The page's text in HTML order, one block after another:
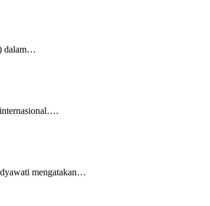
dalam…
internasional….
mengatakan…